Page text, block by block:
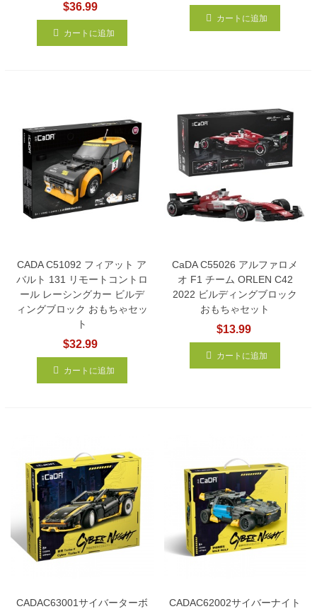
$36.99
カートに追加
カートに追加
CADA C51092 フィアット ア
バルト 131 リモートコントロ
ール レーシングカー ビルデ
ィングブロック おもちゃセッ
ト
$32.99
カートに追加
CaDA C55026 アルファロメ
オ F1 チーム ORLEN C42
2022 ビルディングブロック
おもちゃセット
$13.99
カートに追加
CADAC63001サイバーターボ
CADAC62002サイバーナイト